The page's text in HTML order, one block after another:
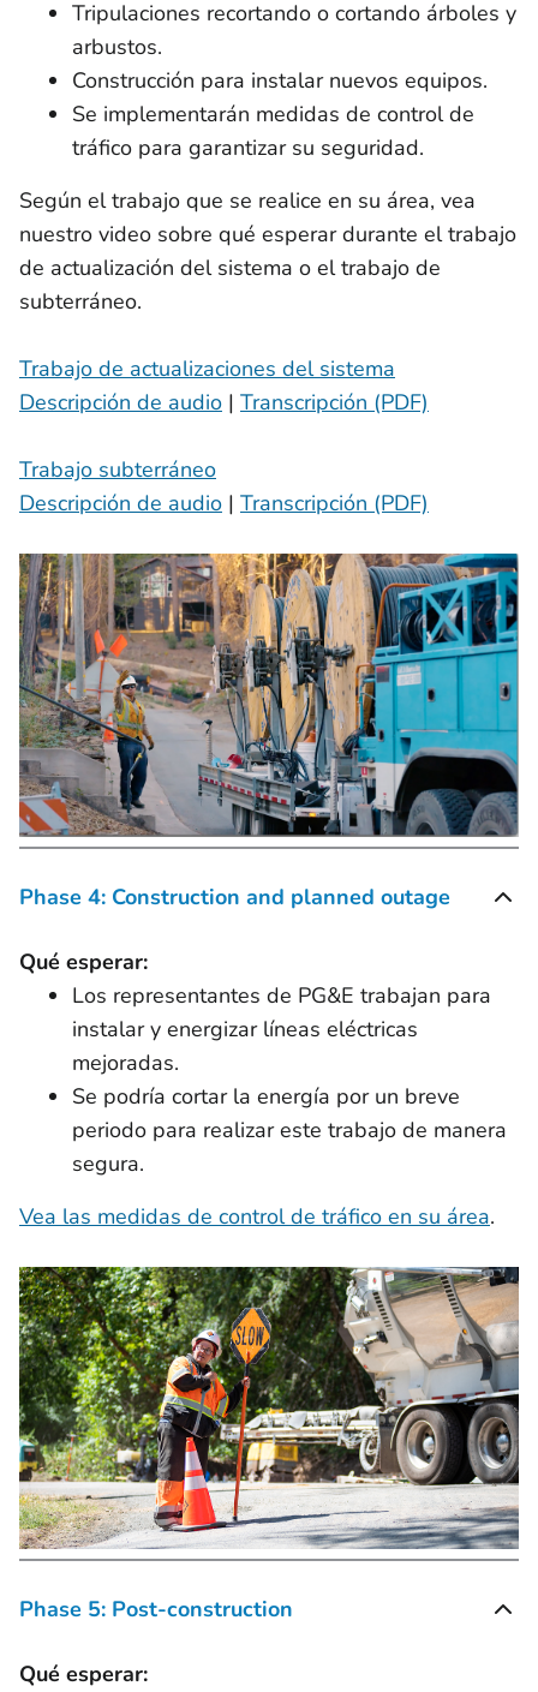
Tripulaciones recortando o cortando árboles y
arbustos.
Construcción para instalar nuevos equipos.
Se implementarán medidas de control de
tráfico para garantizar su seguridad.
Según el trabajo que se realice en su área, vea
nuestro video sobre qué esperar durante el trabajo
de actualización del sistema o el trabajo de
subterráneo.
Trabajo de actualizaciones del sistema
Descripción de audio | Transcripción (PDF)
Trabajo subterráneo
Descripción de audio | Transcripción (PDF)
Phase 4: Construction and planned outage
Qué esperar:
Los representantes de PG&E trabajan para
instalar y energizar líneas eléctricas
mejoradas.
Se podría cortar la energía por un breve
periodo para realizar este trabajo de manera
segura.
Vea las medidas de control de tráfico en su área.
Phase 5: Post-construction
Qué esperar: